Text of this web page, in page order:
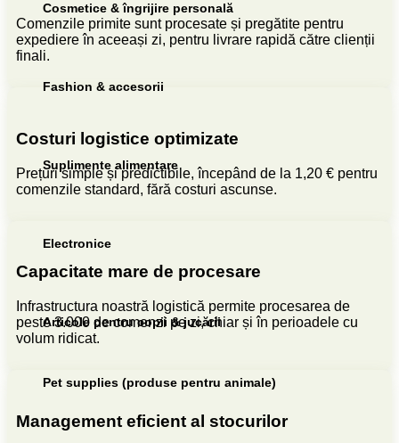
Cosmetice & îngrijire personală
Fashion & accesorii
Suplimente alimentare
Electronice
Articole pentru copii & jucării
Pet supplies (produse pentru animale)
Comenzile primite sunt procesate și pregătite pentru
expediere în aceeași zi, pentru livrare rapidă către clienții
finali.
Costuri logistice optimizate
Prețuri simple și predictibile, începând de la 1,20 € pentru
comenzile standard, fără costuri ascunse.
Capacitate mare de procesare
Infrastructura noastră logistică permite procesarea de
peste 3.000 de comenzi pe zi, chiar și în perioadele cu
volum ridicat.
Management eficient al stocurilor